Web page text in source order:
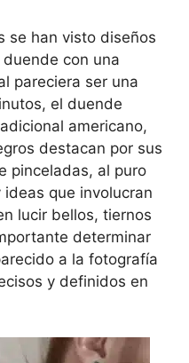
se han visto diseños
con una
pareciera ser una
el duende
americano,
destacan por sus
pinceladas, al puro
que involucran
lucir bellos, tiernos
determinar
a la fotografía
y definidos en